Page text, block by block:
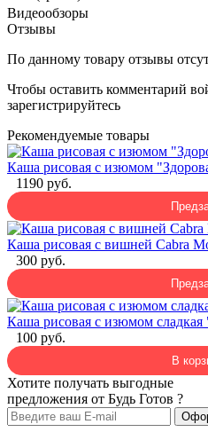
Видеообзоры
Отзывы
По данному товару отзывы
Чтобы оставить комментарий
зарегистрируйтесь
Рекомендуемые товары
Каша рисовая с изюмом
1190 руб.
Каша рисовая с вишней Cabra
300 руб.
Каша рисовая с изюмом
100 руб.
В
Хотите получать выгодные
предложения от Будь Готов ?